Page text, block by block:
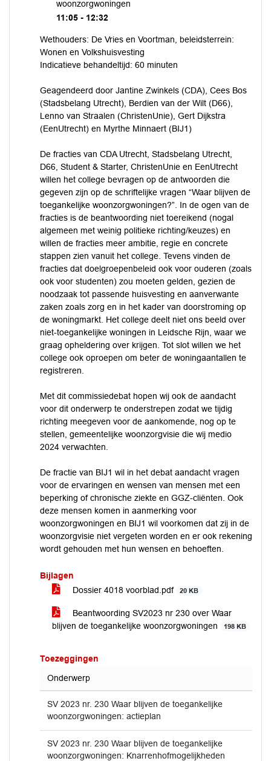
woonzorgwoningen
11:05 - 12:32
Wethouders: De Vries en Voortman, beleidsterrein:
Wonen en Volkshuisvesting
Indicatieve behandeltijd: 60 minuten
Geagendeerd door Jantine Zwinkels (CDA), Cees Bos
(Stadsbelang Utrecht), Berdien van der Wilt (D66),
Lenno van Straalen (ChristenUnie), Gert Dijkstra
(EenUtrecht) en Myrthe Minnaert (BIJ1)
De fracties van CDA Utrecht, Stadsbelang Utrecht,
D66, Student & Starter, ChristenUnie en EenUtrecht
willen het college bevragen op de antwoorden die
gegeven zijn op de schriftelijke vragen “Waar blijven de
toegankelijke woonzorgwoningen?”. In de ogen van de
fracties is de beantwoording niet toereikend (nogal
algemeen met weinig politieke richting/keuzes) en
willen de fracties meer ambitie, regie en concrete
stappen zien vanuit het college. Tevens vinden de
fracties dat doelgroepenbeleid ook voor ouderen (zoals
ook voor studenten) zou moeten gelden, gezien de
noodzaak tot passende huisvesting en aanverwante
zaken zoals zorg en in het kader van doorstroming op
de woningmarkt. Het college deelt niet ons beeld over
niet-toegankelijke woningen in Leidsche Rijn, waar we
graag opheldering over krijgen. Tot slot willen we het
college ook oproepen om beter de woningaantallen te
registreren.
Met dit commissiedebat hopen wij ook de aandacht
voor dit onderwerp te onderstrepen zodat we tijdig
richting meegeven voor de aankomende, nog op te
stellen, gemeentelijke woonzorgvisie die wij medio
2024 verwachten.
De fractie van BIJ1 wil in het debat aandacht vragen
voor de ervaringen en wensen van mensen met een
beperking of chronische ziekte en GGZ-cliënten. Ook
deze mensen komen in aanmerking voor
woonzorgwoningen en BIJ1 wil voorkomen dat zij in de
woonzorgvisie niet vergeten worden en er ook rekening
wordt gehouden met hun wensen en behoeften.
Bijlagen
Dossier 4018 voorblad.pdf
20 KB
Beantwoording SV2023 nr 230 over Waar
blijven de toegankelijke woonzorgwoningen
198 KB
Toezeggingen
Onderwerp
SV 2023 nr. 230 Waar blijven de toegankelijke
woonzorgwoningen: actieplan
SV 2023 nr. 230 Waar blijven de toegankelijke
woonzorgwoningen: Knarrenhofmogelijkheden